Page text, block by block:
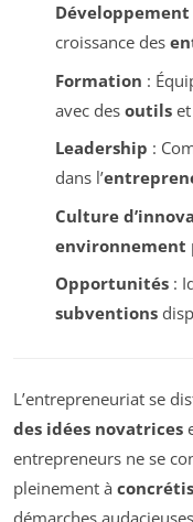
Développement
croissance des
Formation :
avec des outilset
Leadership :
dans l’
Culture
environnement
Opportunités:
subventions
L’entrepreneuriat se
des idées novatrices
entrepreneurs ne se
pleinement à
démarches